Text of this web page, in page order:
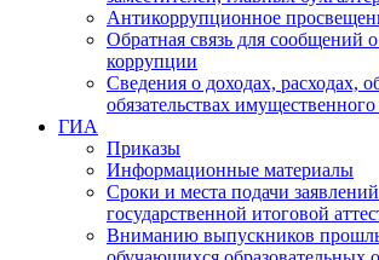
Антикоррупционное
Обратная связь для сообщений
коррупции
Сведения о доходах, расходах,
обязательствах имущественного
ГИА
Приказы
Информационные материалы
Сроки и места подачи
государственной итоговой
Вниманию выпускников